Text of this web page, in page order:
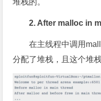
堆栈的。
2. After malloc in
在主线程中调用
分配了堆栈，且这个堆